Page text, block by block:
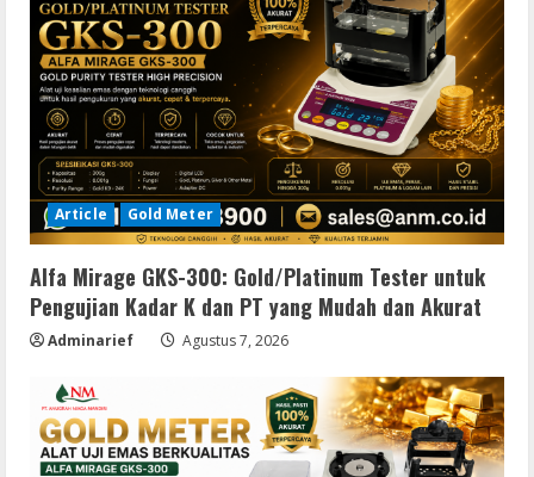
Article Gold Meter
Alfa Mirage GKS-300: Gold/Platinum Tester untuk
Pengujian Kadar K dan PT yang Mudah dan Akurat
Adminarief Agustus 7, 2026